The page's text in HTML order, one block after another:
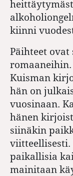
kiinni
Päihteet
Kuisman
hän on
vuosinaan.
hänen
siinäkin
viitteellisesti.
paikallisia
mainitaan